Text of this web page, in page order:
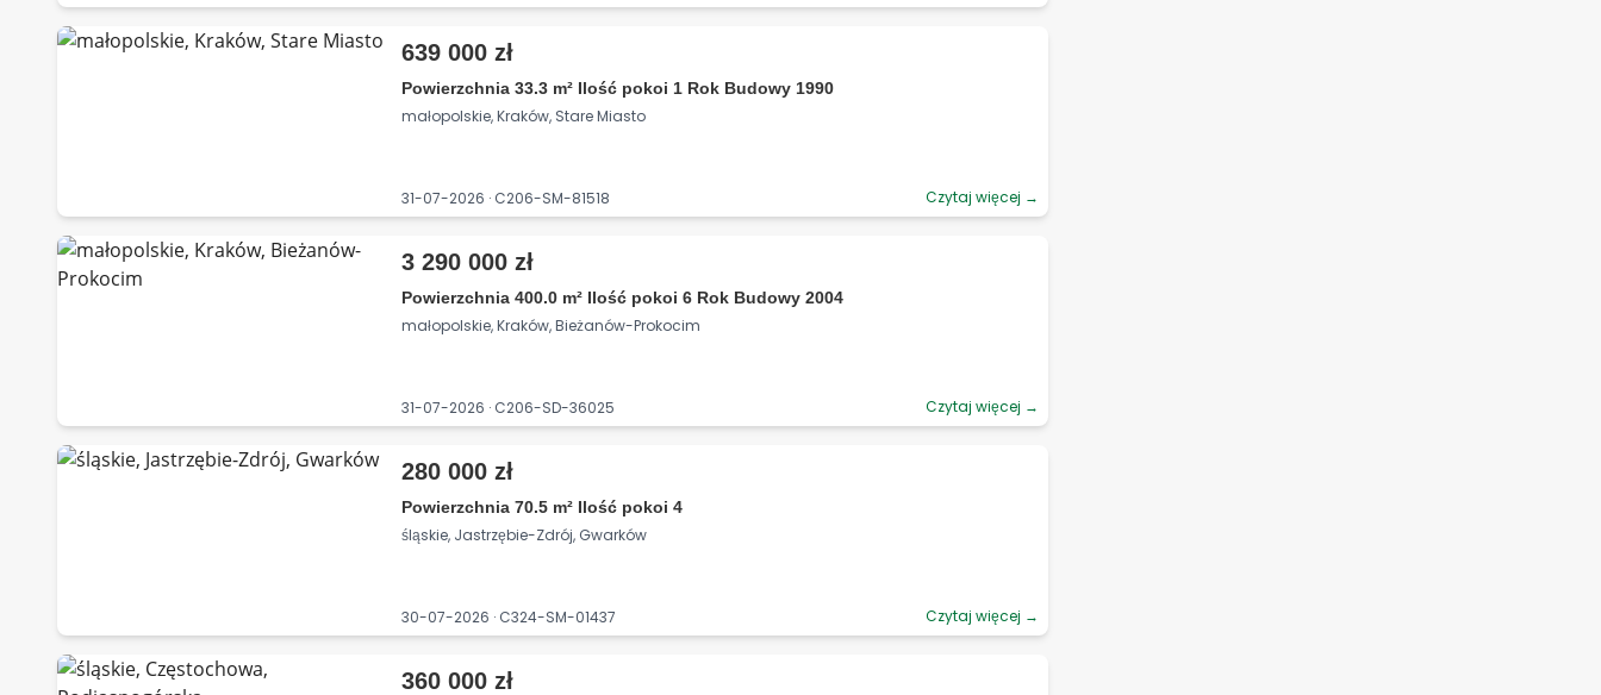
639 000 zł
Powierzchnia 33.3 m² Ilość pokoi 1 Rok Budowy 1990
małopolskie, Kraków, Stare Miasto
31-07-2026 · C206-SM-81518 Czytaj więcej →
3 290 000 zł
Powierzchnia 400.0 m² Ilość pokoi 6 Rok Budowy 2004
małopolskie, Kraków, Bieżanów-Prokocim
31-07-2026 · C206-SD-36025 Czytaj więcej →
280 000 zł
Powierzchnia 70.5 m² Ilość pokoi 4
śląskie, Jastrzębie-Zdrój, Gwarków
30-07-2026 · C324-SM-01437 Czytaj więcej →
360 000 zł